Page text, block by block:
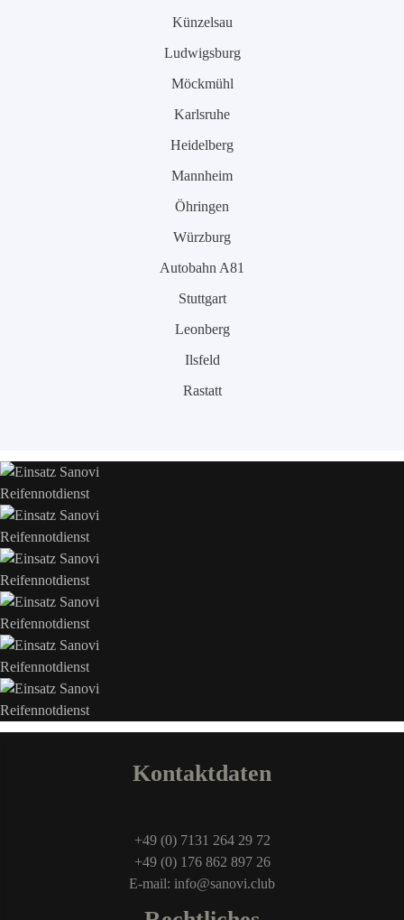
Künzelsau
Ludwigsburg
Möckmühl
Karlsruhe
Heidelberg
Mannheim
Öhringen
Würzburg
Autobahn A81
Stuttgart
Leonberg
Ilsfeld
Rastatt
Kontaktdaten
+49 (0) 7131 264 29 72
+49 (0) 176 862 897 26
E-mail: info@sanovi.club